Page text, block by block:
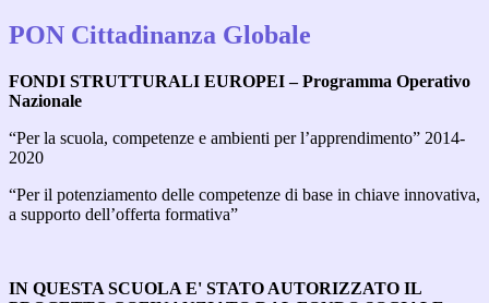
PON Cittadinanza Globale
FONDI STRUTTURALI EUROPEI – Programma Operativo
Nazionale
“Per la scuola, competenze e ambienti per l’apprendimento” 2014-
2020
“Per il potenziamento delle competenze di base in chiave innovativa,
a supporto dell’offerta formativa”
IN QUESTA SCUOLA E' STATO AUTORIZZATO IL